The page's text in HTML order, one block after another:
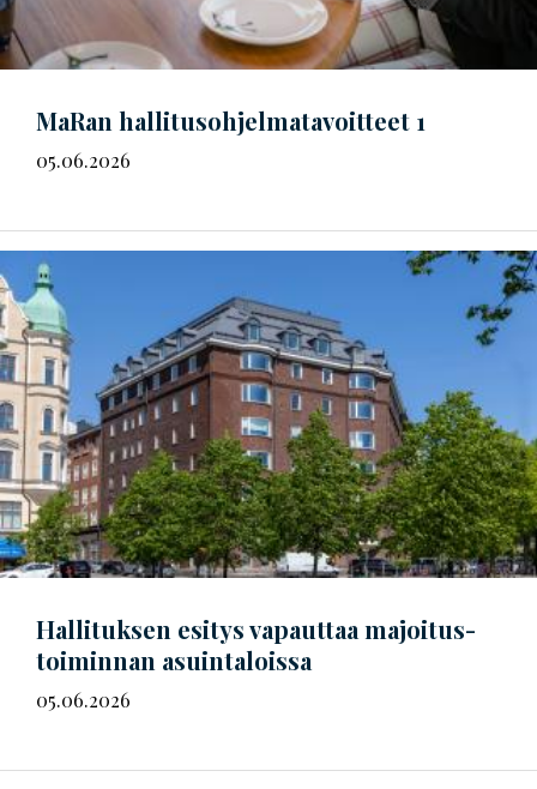
MaRan hal­li­tus­oh­jel­ma­ta­voit­teet 1
05.06.2026
Hallituksen esitys vapauttaa ma­joi­tus­
toi­min­nan asuintaloissa
05.06.2026